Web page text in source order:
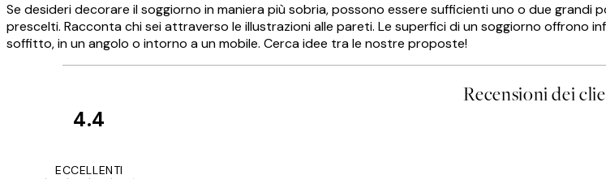
Se desideri decorare il soggiorno in maniera più sobria, possono essere sufficienti uno o due
prescelti. Racconta chi sei attraverso le illustrazioni alle pareti. Le superfici di un soggiorno offrono
soffitto, in un angolo o intorno a un mobile. Cerca idee tra le nostre proposte!
Recensioni dei
4.4
ECCELLENTI